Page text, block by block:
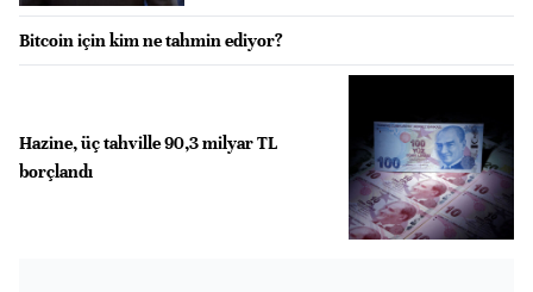
Bitcoin için kim ne tahmin ediyor?
Hazine, üç tahville 90,3 milyar TL
borçlandı